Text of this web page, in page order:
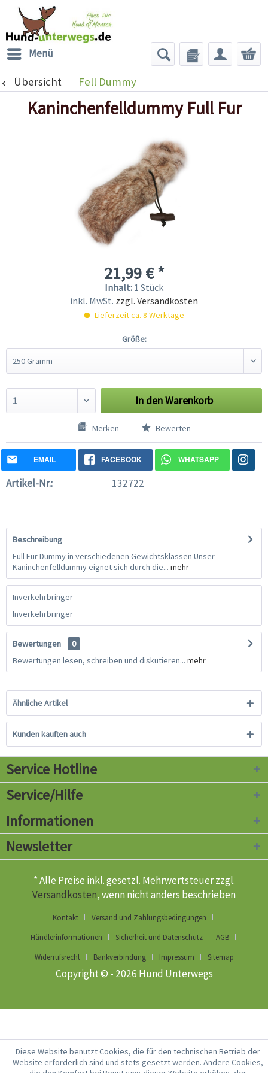
Menü
Übersicht Fell Dummy
Kaninchenfelldummy Full Fur
21,99 € *
Inhalt: 1 Stück
inkl. MwSt. zzgl. Versandkosten
Lieferzeit ca. 8 Werktage
Größe:
In denWarenkorb
Merken Bewerten
EMAIL FACEBOOK WHATSAPP
Artikel-Nr.: 132722
Beschreibung
Full Fur Dummy in verschiedenen Gewichtsklassen Unser
Kaninchenfelldummy eignet sich durch die... mehr
Inverkehrbringer
Inverkehrbringer
Bewertungen
0
Bewertungen lesen, schreiben und diskutieren... mehr
Ähnliche Artikel
Kunden kauften auch
Service Hotline
Service/Hilfe
Informationen
Newsletter
* Alle Preise inkl. gesetzl. Mehrwertsteuer zzgl.
Versandkosten, wenn nicht anders beschrieben
Kontakt
Versand und Zahlungsbedingungen
Händlerinformationen
Sicherheit und Datenschutz
AGB
Widerrufsrecht
Bankverbindung Impressum Sitemap
Copyright © - 2026 Hund Unterwegs
Diese Website benutzt Cookies, die für den technischen Betrieb der
Website erforderlich sind und stets gesetzt werden. Andere Cookies,